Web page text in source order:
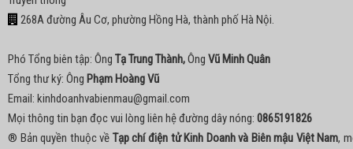
268A đường Âu Cơ, phường Hồng Hà, thành phố Hà Nội.
Phó Tổng biên tập: Ông Tạ Trung Thành,Ông Vũ Minh Quân
Tổng thư ký: Ông Phạm Hoàng Vũ
Email: kinhdoanhvabienmau@gmail.com
Mọi thông tin bạn đọc vui lòng liên hệ đường dây nóng: 0865191826
® Bản quyền thuộc về Tạp chí điện tử Kinh Doanh và Biên mậu Việt Nam,